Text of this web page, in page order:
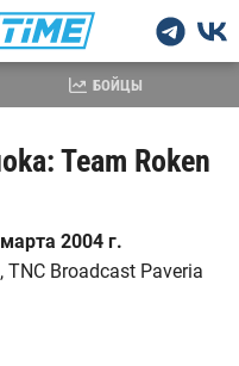
Team Roken
2004 г.
TNC Broadcast Paveria
БОЙЦЫ